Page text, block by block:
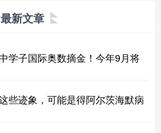
最新文章
学子国际奥数摘金！今年9月将
些迹象，可能是得阿尔茨海默病